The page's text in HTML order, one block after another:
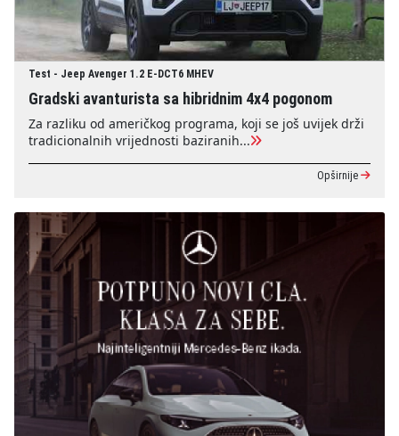
Test - Jeep Avenger 1.2 E-DCT6 MHEV
Gradski avanturista sa hibridnim 4x4 pogonom
Za razliku od američkog programa, koji se još uvijek drži
tradicionalnih vrijednosti baziranih...
Opširnije